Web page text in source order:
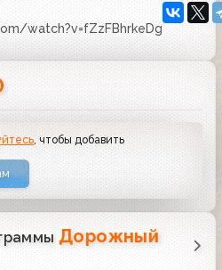
watch?v=fZzFBhrkeDg
, чтобы добавить
Дорожный